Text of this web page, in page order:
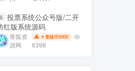
6 投票系统公众号版/二开
红版系统源码
青狐资
源网
￥青狐币5000
6398